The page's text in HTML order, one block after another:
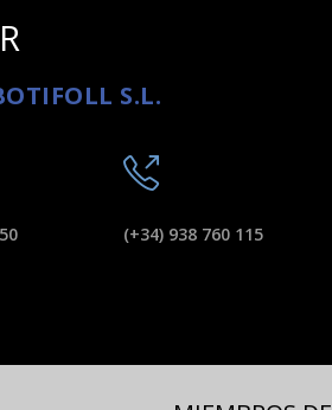
S.L.
(+34) 938 760 115